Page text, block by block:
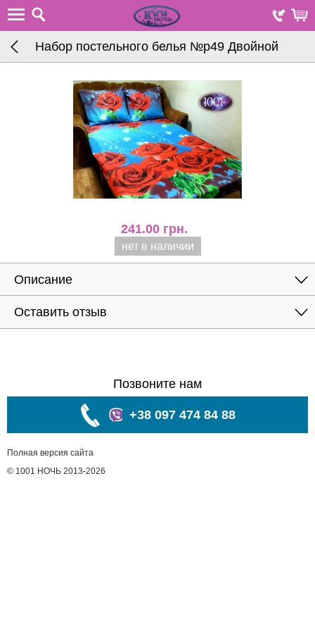
Набор постельного белья №p49 Двойной
241.00 грн.
нет в наличии
Описание
Оставить отзыв
Позвоните нам
+38 097 474 84 88
Полная версия сайта
© 1001 НОЧЬ 2013-2026